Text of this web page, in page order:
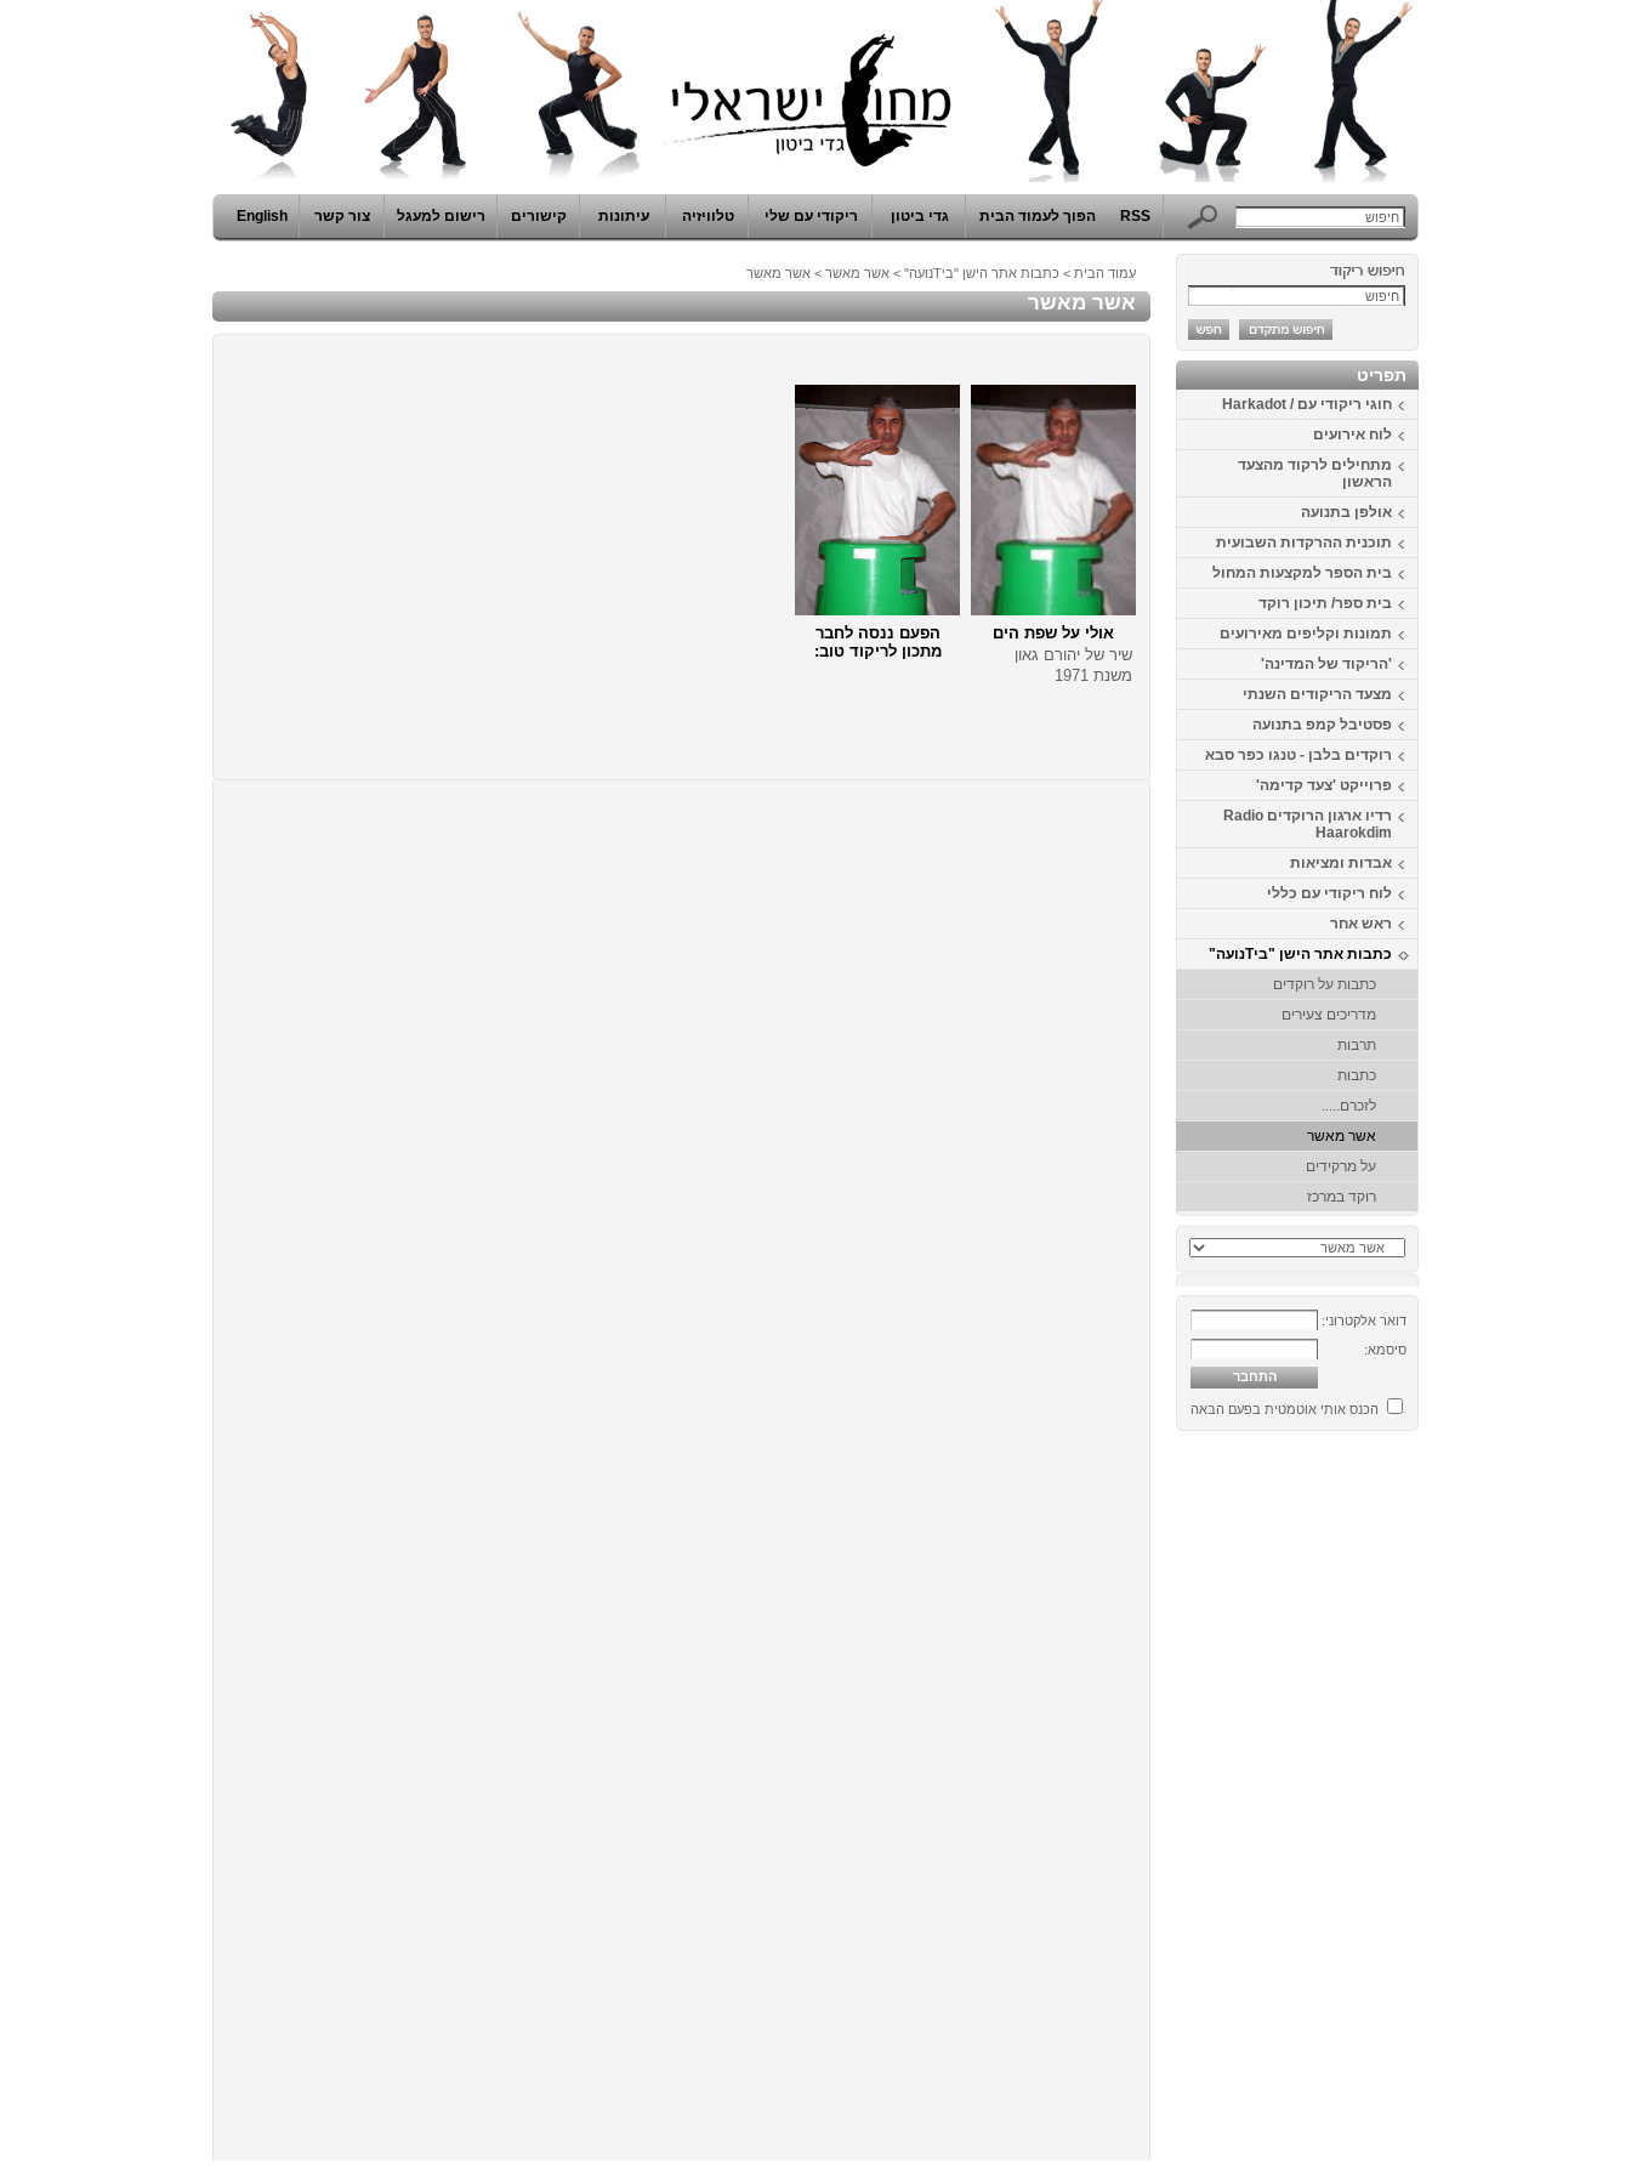
RSS הפוך לעמוד הבית גדי ביטון ריקודי עם שלי טלוויזיה עיתונות קישורים רישום למעגל צור קשר English
תפריט
חוגי ריקודי עם / Harkadot
לוח אירועים
מתחילים לרקוד מהצעד
הראשון
אולפן בתנועה
תוכנית ההרקדות השבועית
בית הספר למקצעות המחול
בית ספר/ תיכון רוקד
תמונות וקליפים מאירועים
'הריקוד של המדינה'
מצעד הריקודים השנתי
פסטיבל קמפ בתנועה
רוקדים בלבן - טנגו כפר סבא
פרוייקט 'צעד קדימה'
רדיו ארגון הרוקדים Radio
Haarokdim
אבדות ומציאות
לוח ריקודי עם כללי
ראש אחר
כתבות אתר הישן "ביTנועה"
כתבות על רוקדים
מדריכים צעירים
תרבות
כתבות
לזכרם.....
אשר מאשר
על מרקידים
רוקד במרכז
דואר אלקטרוני:
סיסמא:
הכנס אותי אוטמטית בפעם הבאה
עמוד הבית > כתבות אתר הישן "ביTנועה" > אשר מאשר > אשר מאשר
אשר מאשר
אולי על שפת הים
שיר של יהורם גאון
משנת 1971
הפעם ננסה לחבר
מתכון לריקוד טוב: